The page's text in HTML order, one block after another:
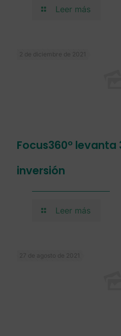
Leer más
2 de diciembre de 2021
Focus360º levanta
inversión
Leer más
27 de agosto de 2021